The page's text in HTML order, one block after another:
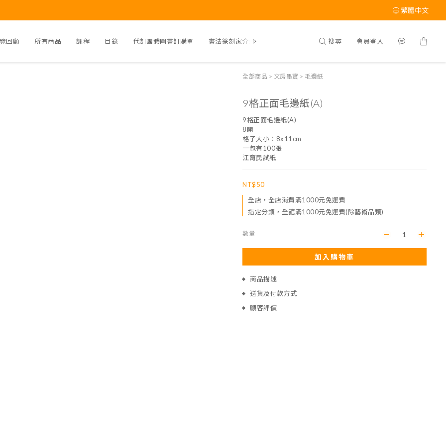
繁體中文
回顧 所有商品 課程 目錄 代訂團體圖書訂購單 書法篆刻家介紹 搜尋 會員登入
全部商品 > 文房墨寶 > 毛邊紙
9格正面毛邊紙(A)
9格正面毛邊紙(A)
8開
格子大小：8x11cm
一包有100張
江育民試紙
NT$50
全店，全店消費滿1000元免運費
指定分類，全館滿1000元免運費(除藝術品類)
數量
加入購物車
商品描述
送貨及付款方式
顧客評價